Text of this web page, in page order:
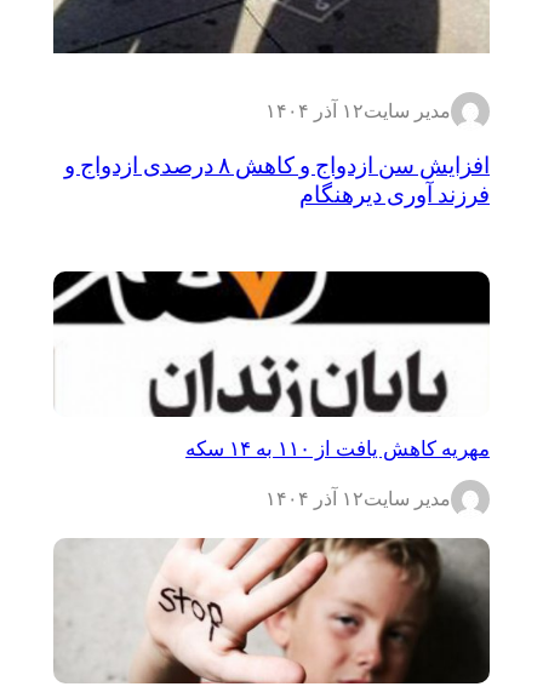
مدیر سایت۱۲ آذر ۱۴۰۴
افزایش سن ازدواج و کاهش ۸ درصدی ازدواج و
فرزند آوری دیرهنگام
مهریه کاهش یافت از ۱۱۰ به ۱۴ سکه
مدیر سایت۱۲ آذر ۱۴۰۴